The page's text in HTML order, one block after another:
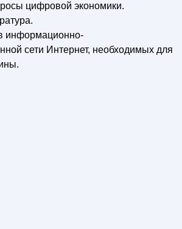
цифровой экономики.
информационно-
сети Интернет, необходимых для